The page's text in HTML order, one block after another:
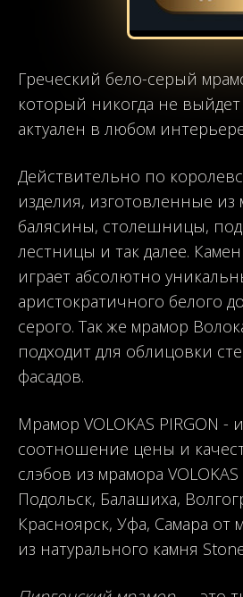
Греческий бело-серый
который никогда не
актуален в любом
Действительно по
изделия, изготовленные из
балясины, столешницы,
лестницы и так далее.
играет абсолютно
аристократичного белого
серого. Так же мрамор
подходит для облицовки
фасадов.
Мрамор VOLOKAS PIRGON -
соотношение цены и
слэбов из мрамора VOLOKAS
Подольск, Балашиха,
Красноярск, Уфа, Самара от
из натурального камня